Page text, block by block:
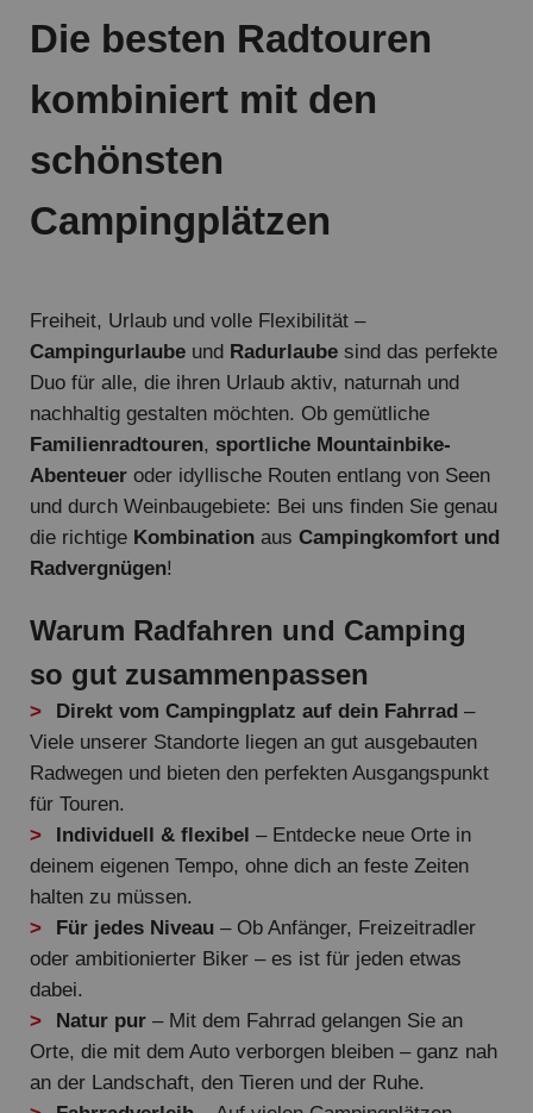
Die besten Radtouren
kombiniert mit den
schönsten
Campingplätzen
Freiheit, Urlaub und volle Flexibilität –
Campingurlaube und Radurlaube sind das perfekte
Duo für alle, die ihren Urlaub aktiv, naturnah und
nachhaltig gestalten möchten. Ob gemütliche
Familienradtouren, sportliche Mountainbike-
Abenteuer oder idyllische Routen entlang von Seen
und durch Weinbaugebiete: Bei uns finden Sie genau
die richtige Kombination aus Campingkomfort und
Radvergnügen!
Warum Radfahren und Camping
so gut zusammenpassen
Direkt vom Campingplatz auf dein Fahrrad –
Viele unserer Standorte liegen an gut ausgebauten
Radwegen und bieten den perfekten Ausgangspunkt
für Touren.
Individuell & flexibel – Entdecke neue Orte in
deinem eigenen Tempo, ohne dich an feste Zeiten
halten zu müssen.
Für jedes Niveau – Ob Anfänger, Freizeitradler
oder ambitionierter Biker – es ist für jeden etwas
dabei.
Natur pur – Mit dem Fahrrad gelangen Sie an
Orte, die mit dem Auto verborgen bleiben – ganz nah
an der Landschaft, den Tieren und der Ruhe.